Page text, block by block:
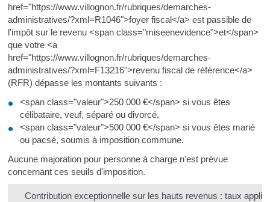
href="https://www.villognon.fr/rubriques/demarches-
administratives/?xml=R1046">foyer fiscal</a> est passible de
l'impôt sur le revenu <span class="miseenevidence">et</span>
que votre <a
href="https://www.villognon.fr/rubriques/demarches-
administratives/?xml=F13216">revenu fiscal de référence</a>
(RFR) dépasse les montants suivants :
<span class="valeur">250 000 €</span> si vous êtes
célibataire, veuf, séparé ou divorcé,
<span class="valeur">500 000 €</span> si vous êtes marié
ou pacsé, soumis à imposition commune.
Aucune majoration pour personne à charge n'est prévue
concernant ces seuils d'imposition.
Contribution exceptionnelle sur les hauts revenus : taux